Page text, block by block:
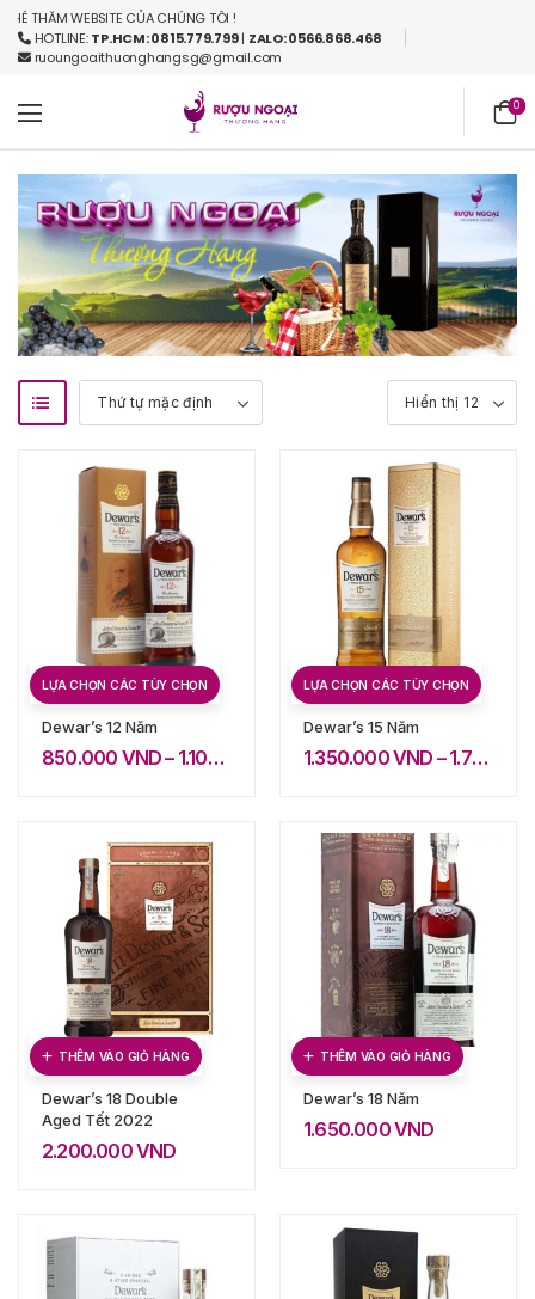
WEBSITE CỦA CHÚNG TÔI !
HOTLINE:TP.HCM: 0815.779.799| ZALO: 0566.868.468
ruoungoaithuonghangsg@gmail.com
0
LỰA CHỌN CÁC TÙY CHỌN
Dewar’s 12 Năm
850.000 VND– 1.100.000
LỰA CHỌN CÁC TÙY CHỌN
Dewar’s 15 Năm
1.350.000VND –1.750.000
THÊM VÀO GIỎ HÀNG
Dewar’s 18 Double
Aged Tết 2022
2.200.000VND
THÊM VÀO GIỎ HÀNG
Dewar’s 18 Năm
1.650.000VND